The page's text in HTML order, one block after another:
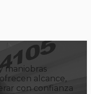
maniobras
alcance,
con confianza